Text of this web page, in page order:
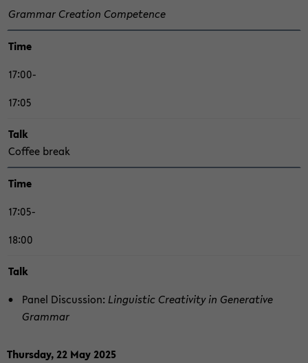
Grammar Crea­ti­on Com­pe­tence
Time
17:00-
17:05
Talk
Cof­fee break
Time
17:05-
18:00
Talk
Panel Dis­cus­sion: Lin­gu­is­tic Crea­ti­vi­ty in Ge­ne­ra­ti­ve
Grammar
Thurs­day, 22 May 2025